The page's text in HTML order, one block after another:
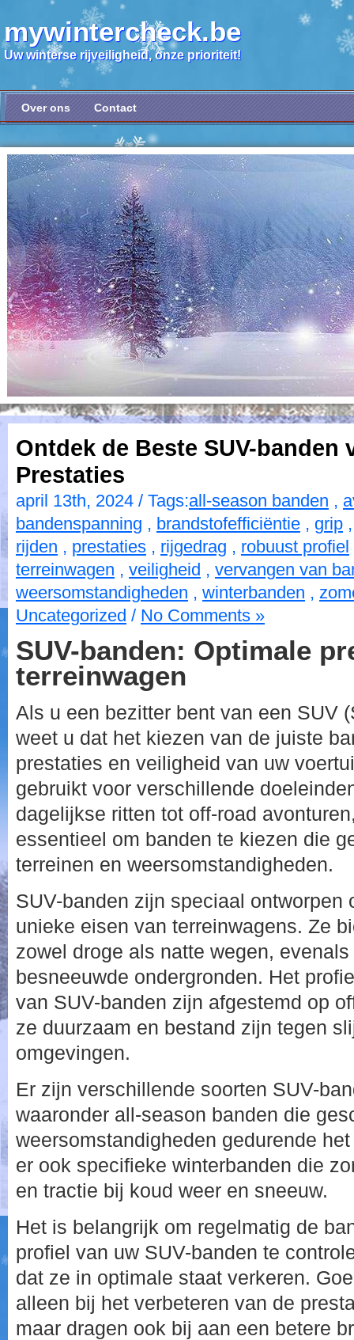
mywintercheck.be
Uw winterse rijveiligheid, onze prioriteit!
Over ons Contact
Ontdek de Beste SUV-banden
Prestaties
april 13th, 2024 / Tags:all-season banden ,
bandenspanning , brandstofefficiëntie , grip
rijden , prestaties , rijgedrag , robuust profiel
terreinwagen , veiligheid , vervangen van
weersomstandigheden , winterbanden ,
Uncategorized / No Comments »
SUV-banden: Optimale
terreinwagen
Als u een bezitter bent van een SUV
weet u dat het kiezen van de juiste
prestaties en veiligheid van uw
gebruikt voor verschillende
dagelijkse ritten tot off-road
essentieel om banden te kiezen die
terreinen en weersomstandigheden.
SUV-banden zijn speciaal ontworpen
unieke eisen van terreinwagens. Ze
zowel droge als natte wegen,
besneeuwde ondergronden. Het
van SUV-banden zijn afgestemd op
ze duurzaam en bestand zijn tegen
omgevingen.
Er zijn verschillende soorten SUV-
waaronder all-season banden die
weersomstandigheden gedurende
er ook specifieke winterbanden die
en tractie bij koud weer en sneeuw.
Het is belangrijk om regelmatig de
profiel van uw SUV-banden te
dat ze in optimale staat verkeren.
alleen bij het verbeteren van de
maar dragen ook bij aan een betere